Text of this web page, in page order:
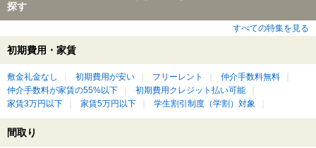
探す
すべての特集を見る
初期費用・家賃
敷金礼金なし 初期費用が安い フリーレント
仲介手数料無料
仲介手数料が家賃の55%以下
初期費用クレジット払い可能
家賃3万円以下
家賃5万円以下 学生割引制度（学割）対象
間取り